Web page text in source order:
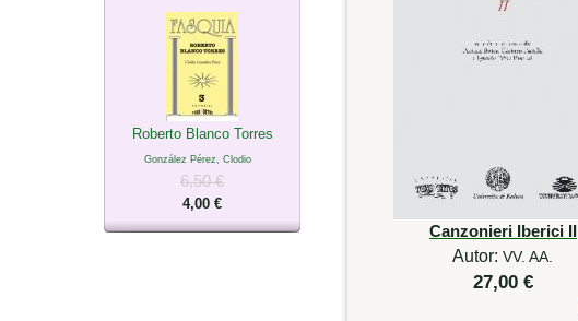
Roberto Blanco Torres
González Pérez, Clodio
6,50 €
4,00 €
Canzonieri Iberici II
Autor:VV. AA.
27,00 €